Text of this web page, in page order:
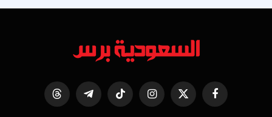
فيسبوكX
(Twitter)
الانستغرامتيكتوك تيلقرام Threads